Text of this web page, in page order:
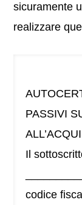
sicuramente
realizzare
PASSIVI
Il
codice